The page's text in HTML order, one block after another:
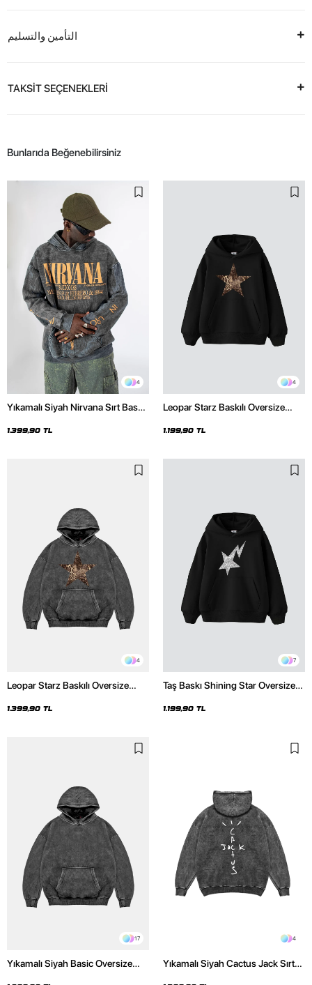
التأمين والتسليم
TAKSİT SEÇENEKLERİ
Bunlarıda Beğenebilirsiniz
4
Yıkamalı Siyah Nirvana Sırt Baskılı
1.399,90 TL
4
Leopar Starz Baskılı Oversize
1.199,90 TL
4
Leopar Starz Baskılı Oversize
Hoodie
1.399,90 TL
7
Taş Baskı Shining Star Oversize
1.199,90 TL
17
Yıkamalı Siyah Basic Oversize
4
Yıkamalı Siyah Cactus Jack Sırt